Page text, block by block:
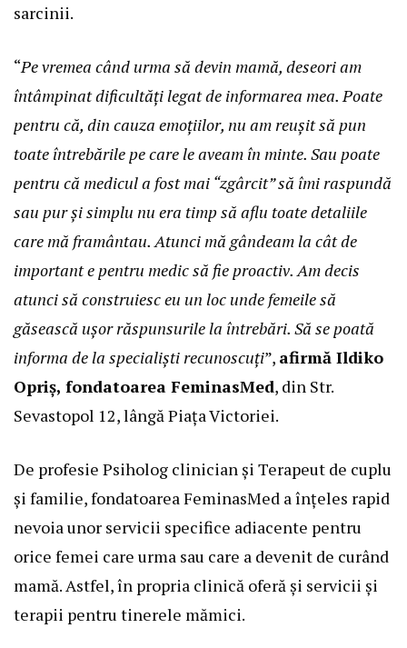
sarcinii.
“Pe vremea când urma să devin mamă, deseori am
întâmpinat dificultăți legat de informarea mea. Poate
pentru că, din cauza emoțiilor, nu am reușit să pun
toate întrebările pe care le aveam în minte. Sau poate
pentru că medicul a fost mai “zgârcit” să îmi raspundă
sau pur și simplu nu era timp să aflu toate detaliile
care mă framântau. Atunci mă gândeam la cât de
important e pentru medic să fie proactiv. Am decis
atunci să construiesc eu un loc unde femeile să
găsească ușor răspunsurile la întrebări. Să se poată
informa de la specialiști recunoscuți”, afirmă Ildiko
Opriș, fondatoarea FeminasMed, din Str.
Sevastopol 12, lângă Piața Victoriei.
De profesie Psiholog clinician și Terapeut de cuplu
și familie, fondatoarea FeminasMed a înțeles rapid
nevoia unor servicii specifice adiacente pentru
orice femei care urma sau care a devenit de curând
mamă. Astfel, în propria clinică oferă și servicii și
terapii pentru tinerele mămici.